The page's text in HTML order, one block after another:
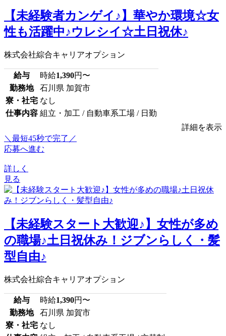
【未経験者カンゲイ♪】華やか環境☆女
性も活躍中♪ウレシイ☆土日祝休♪
株式会社綜合キャリアオプション
給与 時給1,390円〜
勤務地
石川県 加賀市
寮・社宅 なし
仕事内容 組立・加工 / 自動車系工場 / 日勤
詳細を表示
＼最短45秒で完了／
応募へ進む
詳しく
見る
【未経験スタート大歓迎♪】女性が多め
の職場♪土日祝休み！ジブンらしく・髪
型自由♪
株式会社綜合キャリアオプション
給与 時給1,390円〜
勤務地
石川県 加賀市
寮・社宅 なし